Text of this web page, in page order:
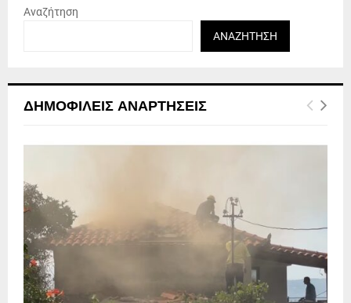
Αναζήτηση
ΑΝΑΖΉΤΗΣΗ
ΔΗΜΟΦΙΛΕΊΣ ΑΝΑΡΤΉΣΕΙΣ